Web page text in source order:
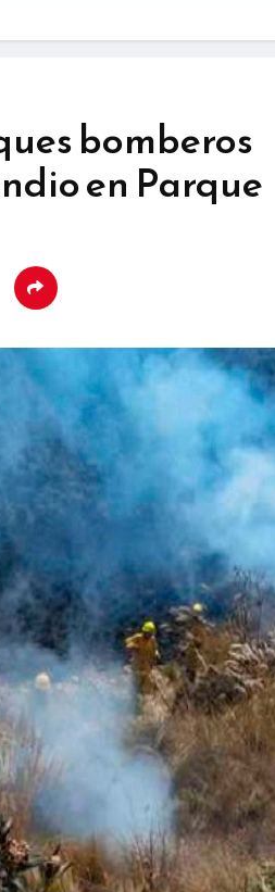
bomberos
en Parque